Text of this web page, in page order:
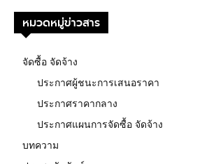
หมวดหมู่ข่าวสาร
จัดซื้อ จัดจ้าง
ประกาศผู้ชนะการเสนอราคา
ประกาศราคากลาง
ประกาศแผนการจัดซื้อ จัดจ้าง
บทความ